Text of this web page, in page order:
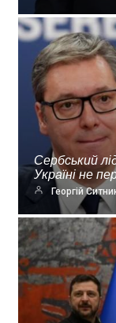
Сербський
Україні не
Георгій